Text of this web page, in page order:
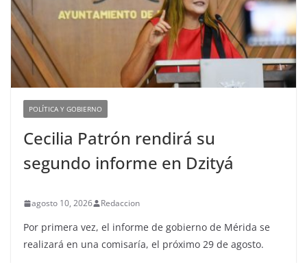
POLÍTICA Y GOBIERNO
Cecilia Patrón rendirá su
segundo informe en Dzityá
agosto 10, 2026 Redaccion
Por primera vez, el informe de gobierno de Mérida se
realizará en una comisaría, el próximo 29 de agosto.